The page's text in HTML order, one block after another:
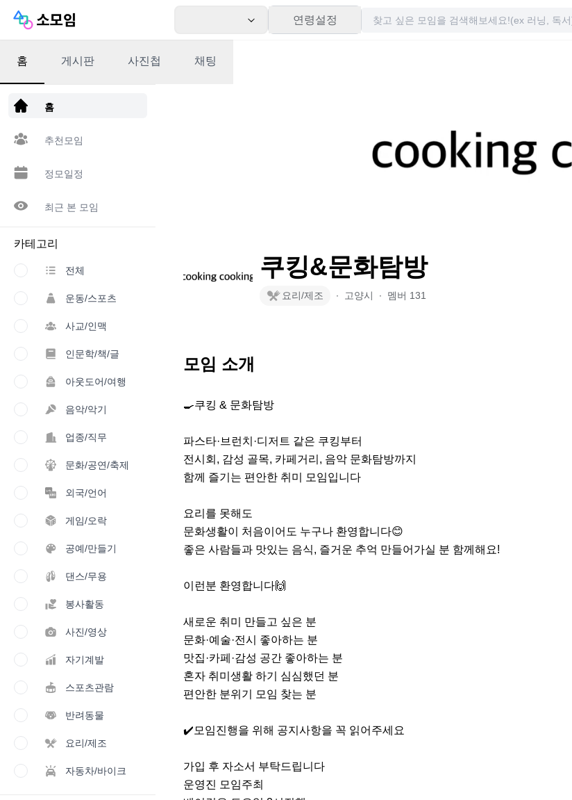
연령설정
앱 다운로드
홈
추천모임
정모일정
최근 본 모임
카테고리
전체
운동/스포츠
사교/인맥
인문학/책/글
아웃도어/여행
음악/악기
업종/직무
문화/공연/축제
외국/언어
게임/오락
공예/만들기
댄스/무용
봉사활동
사진/영상
자기계발
스포츠관람
반려동물
요리/제조
자동차/바이크
홈 게시판 사진첩 채팅
쿠킹&문화탐방
요리/제조 ∙ 고양시 ∙ 멤버 131
모임 소개
🍳쿠킹 & 문화탐방
파스타·브런치·디저트 같은 쿠킹부터
전시회, 감성 골목, 카페거리, 음악 문화탐방까지
함께 즐기는 편안한 취미 모임입니다
요리를 못해도
문화생활이 처음이어도 누구나 환영합니다😊
좋은 사람들과 맛있는 음식, 즐거운 추억 만들어가실 분 함께해요!
이런분 환영합니다🙌
새로운 취미 만들고 싶은 분
문화·예술·전시 좋아하는 분
맛집·카페·감성 공간 좋아하는 분
혼자 취미생활 하기 심심했던 분
편안한 분위기 모임 찾는 분
✔️모임진행을 위해 공지사항을 꼭 읽어주세요
가입 후 자소서 부탁드립니다
운영진 모임주최